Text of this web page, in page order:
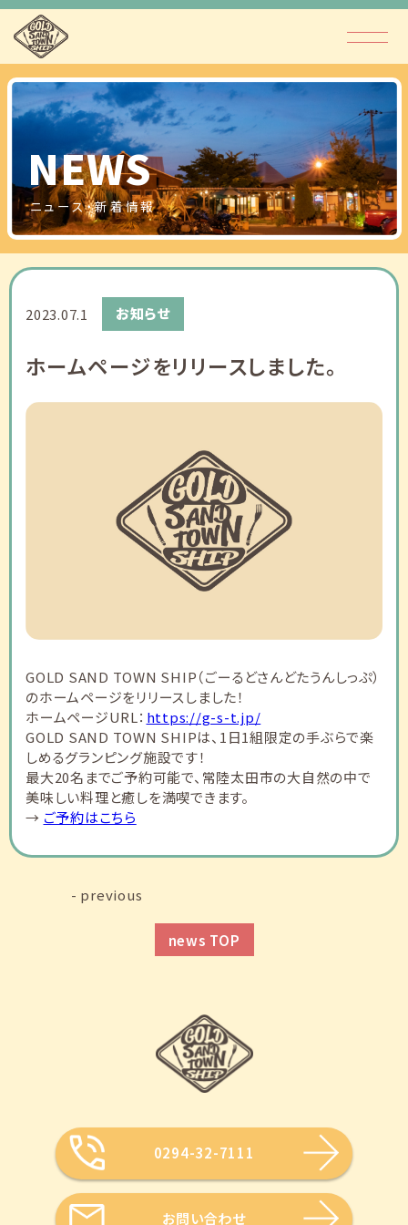
NEWS
ニュース・新着情報
2023.07.1 お知らせ
ホームページをリリースしました。
GOLD SAND TOWN SHIP（ごーるどさんどたうんしっぷ）
のホームページをリリースしました！
ホームページURL： https://g-s-t.jp/
GOLD SAND TOWN SHIPは、1日1組限定の手ぶらで楽
しめるグランピング施設です！
最大20名までご予約可能で、常陸太田市の大自然の中で
美味しい料理と癒しを満喫できます。
→ ご予約はこちら
- previous
news TOP
0294-32-7111
お問い合わせ